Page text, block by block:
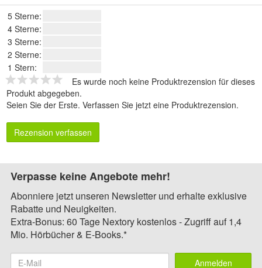
5 Sterne:
4 Sterne:
3 Sterne:
2 Sterne:
1 Stern:
Es wurde noch keine Produktrezension für dieses
Produkt abgegeben.
Seien Sie der Erste. Verfassen Sie jetzt eine Produktrezension.
Rezension verfassen
Verpasse keine Angebote mehr!
Abonniere jetzt unseren Newsletter und erhalte exklusive
Rabatte und Neuigkeiten.
Extra-Bonus: 60 Tage Nextory kostenlos - Zugriff auf 1,4
Mio. Hörbücher & E-Books.*
Anmelden